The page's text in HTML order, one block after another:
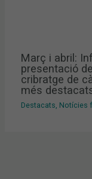
Març i abril:
presentació
cribratge de
més
Destacats, Notícies